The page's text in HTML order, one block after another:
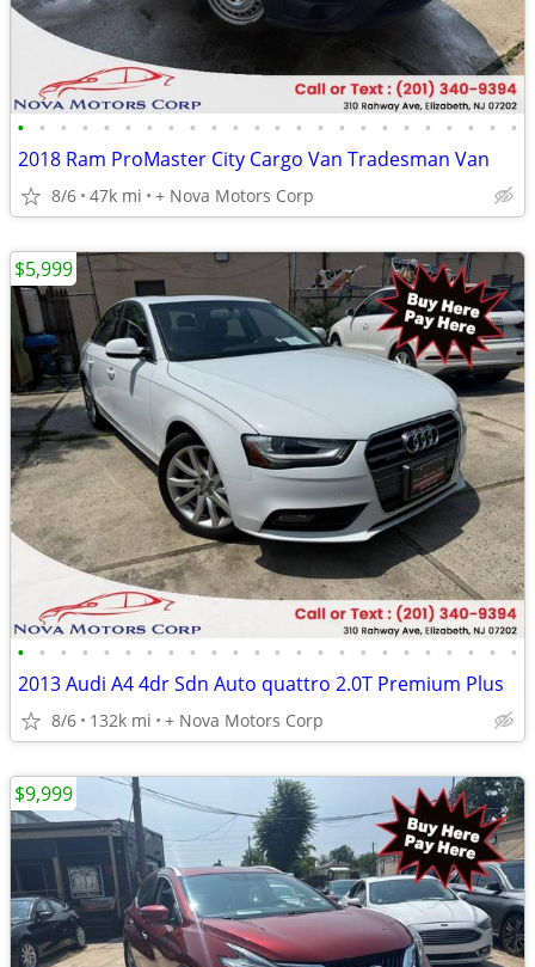
• • • • • • • • • • • • • • • • • • • • • • • •
2018 Ram ProMaster City Cargo Van Tradesman Van
8/6 47k mi + Nova Motors Corp
• • • • • • • • • • • • • • • • • • • • • • • •
2013 Audi A4 4dr Sdn Auto quattro 2.0T Premium Plus
8/6 132k mi + Nova Motors Corp
$5,999
$9,999